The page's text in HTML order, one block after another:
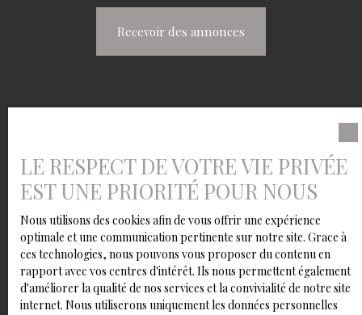
Recevoir des annonces
LE RESPECT DE VOTRE VIE PRIVÉE
EST UNE PRIORITÉ POUR NOUS
Nous utilisons des cookies afin de vous offrir une expérience
optimale et une communication pertinente sur notre site. Grace à
ces technologies, nous pouvons vous proposer du contenu en
rapport avec vos centres d'intérêt. Ils nous permettent également
d'améliorer la qualité de nos services et la convivialité de notre site
internet. Nous utiliserons uniquement les données personnelles